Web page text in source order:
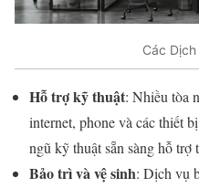
Các
Hỗ trợ kỹ thuật: Nhiều tòa
internet, phone và các thiết
ngũ kỹ thuật sẵn sàng hỗ
Bảo trì và vệ sinh: Dịch vụ